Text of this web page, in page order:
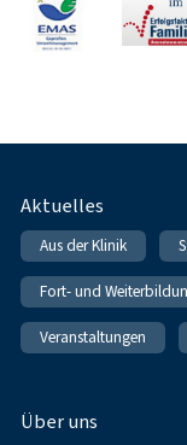
Fußnavigation
Aktuelles
Aus der Klinik
Fort- und
Veranstaltungen
Über uns